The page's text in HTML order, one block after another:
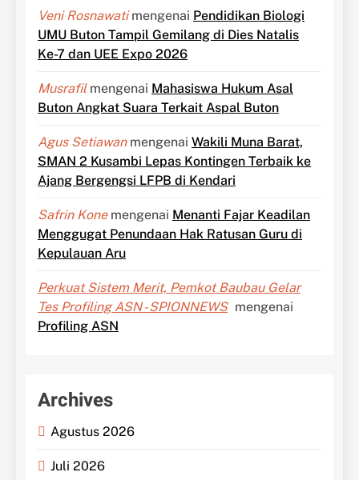
Veni Rosnawatimengenai Pendidikan Biologi
UMU Buton Tampil Gemilang di Dies Natalis
Ke-7 dan UEE Expo 2026
Musrafilmengenai Mahasiswa Hukum Asal
Buton Angkat Suara Terkait Aspal Buton
Agus Setiawanmengenai Wakili Muna Barat,
SMAN 2 Kusambi Lepas Kontingen Terbaik ke
Ajang Bergengsi LFPB di Kendari
Safrin Konemengenai Menanti Fajar Keadilan
Menggugat Penundaan Hak Ratusan Guru di
Kepulauan Aru
Perkuat Sistem Merit, Pemkot Baubau Gelar
Tes Profiling ASN - SPIONNEWS mengenai
Profiling ASN
Archives
Agustus 2026
Juli 2026